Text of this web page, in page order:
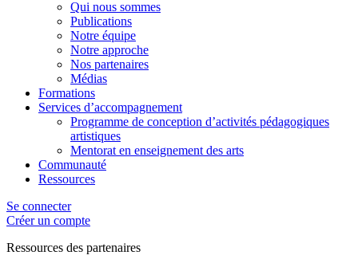
Qui nous sommes
Publications
Notre équipe
Notre approche
Nos partenaires
Médias
Formations
Services d’accompagnement
Programme de conception d’activités pédagogiques
artistiques
Mentorat en enseignement des arts
Communauté
Ressources
Se connecter
Créer un compte
Ressources des partenaires